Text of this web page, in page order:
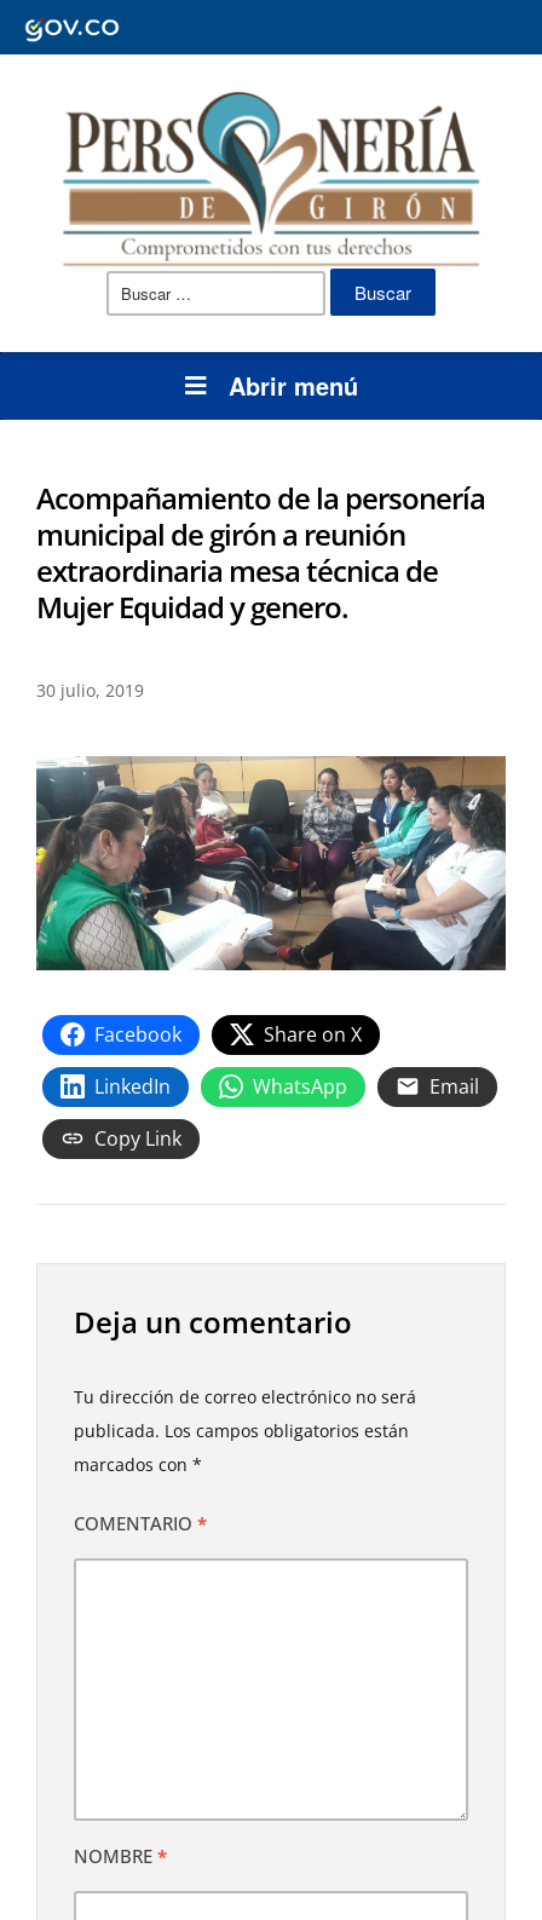
Buscar:
Abrir menú
Acompañamiento de la personería
municipal de girón a reunión
extraordinaria mesa técnica de
Mujer Equidad y genero.
30 julio, 2019
Facebook
Share on X
LinkedIn
WhatsApp
Email
Copy Link
Deja un comentario
Tu dirección de correo electrónico no será
publicada. Los campos obligatorios están
marcados con *
COMENTARIO *
NOMBRE *